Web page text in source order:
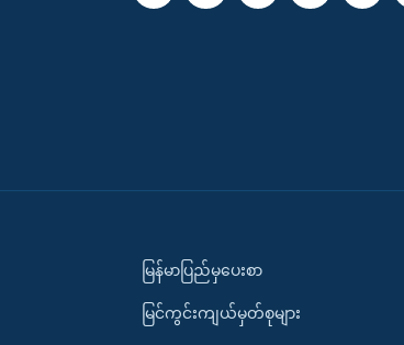
မြန်မာပြည်မှပေးစာ
မြင်ကွင်းကျယ်မှတ်စုများ